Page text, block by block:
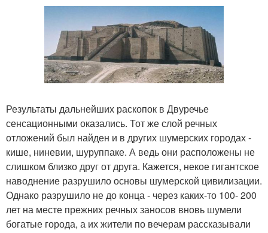
Результаты дальнейших раскопок в Двуречье
сенсационными оказались. Тот же слой речных
отложений был найден и в других шумерских городах -
кише, ниневии, шуруппаке. А ведь они расположены не
слишком близко друг от друга. Кажется, некое гигантское
наводнение разрушило основы шумерской цивилизации.
Однако разрушило не до конца - через каких-то 100- 200
лет на месте прежних речных заносов вновь шумели
богатые города, а их жители по вечерам рассказывали